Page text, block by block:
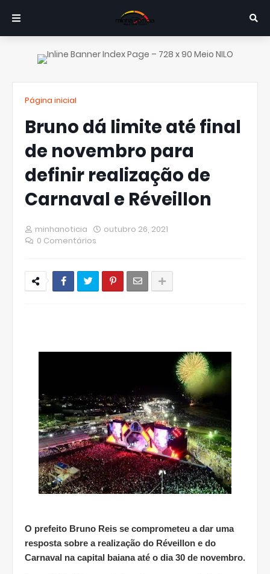
Página inicial
Bruno dá limite até final
de novembro para
definir realização de
Carnaval e Réveillon
minhanoticia
outubro 26, 2021
0 Comentários
O prefeito Bruno Reis se comprometeu a dar uma
resposta sobre a realização do Réveillon e do
Carnaval na capital baiana até o dia 30 de novembro.